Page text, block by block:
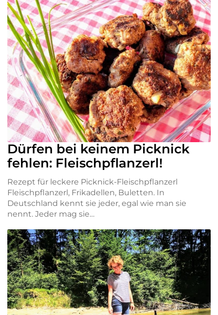
Dürfen bei keinem Picknick
fehlen: Fleischpflanzerl!
Rezept für leckere Picknick-Fleischpflanzerl
Fleischpflanzerl, Frikadellen, Buletten. In
Deutschland kennt sie jeder, egal wie man sie
nennt. Jeder mag sie…